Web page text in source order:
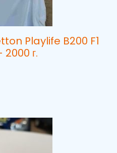
Playlife B200 F1
г.